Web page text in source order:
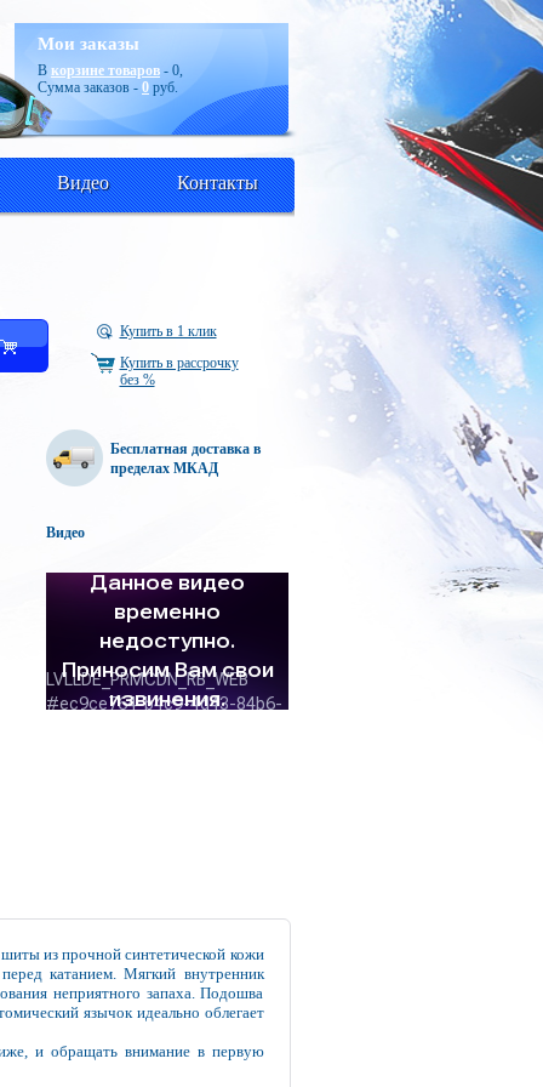
Мои заказы
В корзине товаров - 0,
Сумма заказов - 0 руб.
Видео Контакты
Купить в 1 клик
Купить в рассрочку
без %
Бесплатная доставка в
пределах МКАД
Видео
из прочной синтетической кожи
катанием. Мягкий внутренник
неприятного запаха. Подошва
язычок идеально облегает
и обращать внимание в первую